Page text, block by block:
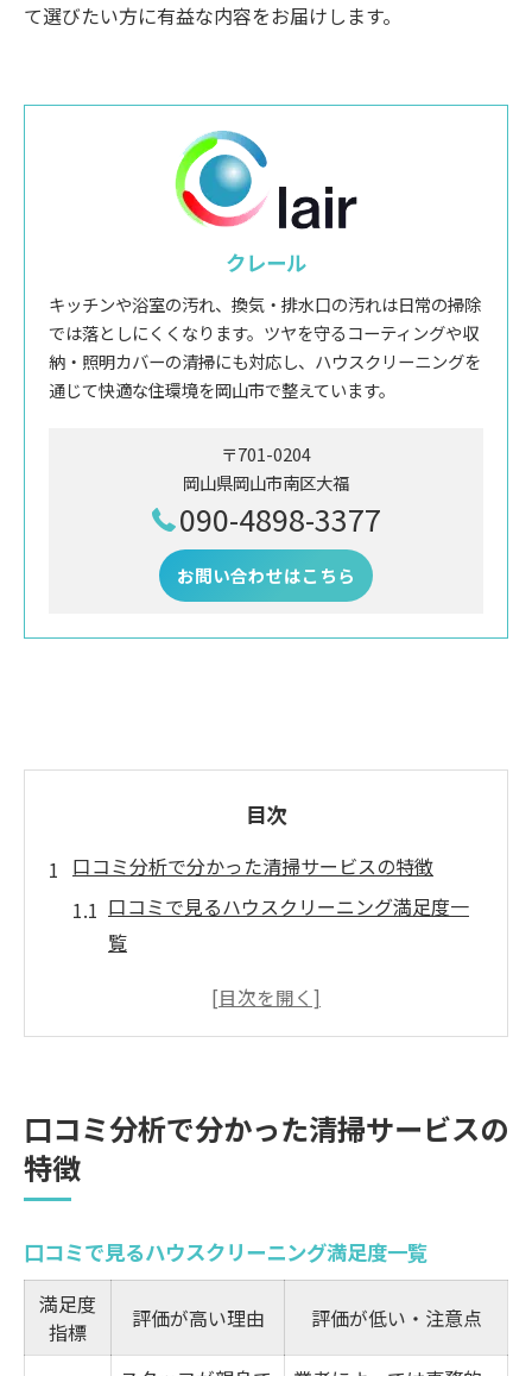
て選びたい方に有益な内容をお届けします。
クレール
キッチンや浴室の汚れ、換気・排水口の汚れは日常の掃除
では落としにくくなります。ツヤを守るコーティングや収
納・照明カバーの清掃にも対応し、ハウスクリーニングを
通じて快適な住環境を岡山市で整えています。
〒701-0204
岡山県岡山市南区大福
090-4898-3377
お問い合わせはこちら
目次
口コミ分析で分かった清掃サービスの特徴
口コミで見るハウスクリーニング満足度一
覧
ハウスクリーニング利用者が語る清掃の違
ニングの傾向
岡山県岡山市南区浦安西町で安心のハウスクリ
ーニング
信頼できるハウスクリーニング選びのコツ
安心感を得られるサービス対応例まとめ
口コミ分析で分かった清掃サービスの
特徴
口コミで見るハウスクリーニング満足度一覧
満足度
指標
評価が高い理由 評価が低い・注意点